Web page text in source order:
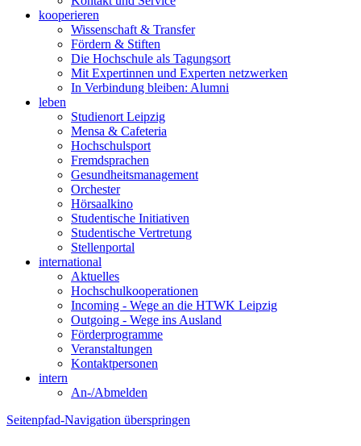
kooperieren
Wissenschaft & Transfer
Fördern & Stiften
Die Hochschule als Tagungsort
Mit Expertinnen und Experten netzwerken
In Verbindung bleiben: Alumni
leben
Studienort Leipzig
Mensa & Cafeteria
Hochschulsport
Fremdsprachen
Gesundheitsmanagement
Orchester
Hörsaalkino
Studentische Initiativen
Studentische Vertretung
Stellenportal
international
Aktuelles
Hochschulkooperationen
Incoming - Wege an die HTWK Leipzig
Outgoing - Wege ins Ausland
Förderprogramme
Veranstaltungen
Kontaktpersonen
intern
An-/Abmelden
Seitenpfad-Navigation überspringen